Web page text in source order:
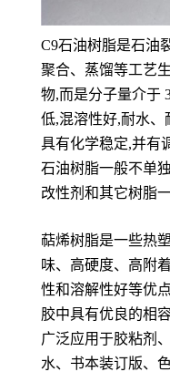
C9石油树脂是石油
聚合、蒸馏等工艺
物,而是分子量介于
低,混溶性好,耐水
具有化学稳定,并有
石油树脂一般不单
改性剂和其它树脂
萜烯树脂是一些热
味、高硬度、高附
性和溶解性好等优
胶中具有优良的相
广泛应用于胶粘剂
水、书本装订版、